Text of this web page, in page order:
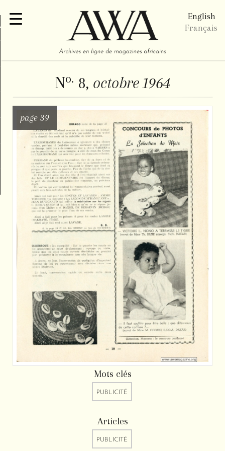
English
Français
No. 8, octobre 1964
page 39
Mots clés
PUBLICITÉ
Articles
PUBLICITÉ